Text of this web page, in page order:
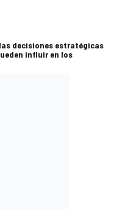
decisiones estratégicas
influir en los